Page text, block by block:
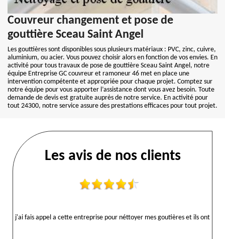
Couvreur changement et pose de
gouttière Sceau Saint Angel
Les gouttières sont disponibles sous plusieurs matériaux : PVC, zinc, cuivre,
aluminium, ou acier. Vous pouvez choisir alors en fonction de vos envies. En
activité pour tous travaux de pose de gouttière Sceau Saint Angel, notre
équipe Entreprise GC couvreur et ramoneur 46 met en place une
intervention compétente et appropriée pour chaque projet. Comptez sur
notre équipe pour vous apporter l’assistance dont vous avez besoin. Toute
demande de devis est gratuite auprès de notre service. En activité pour
tout 24300, notre service assure des prestations efficaces pour tout projet.
Les avis de nos clients
j'ai fais appel a cette entreprise pour néttoyer mes goutières et ils ont